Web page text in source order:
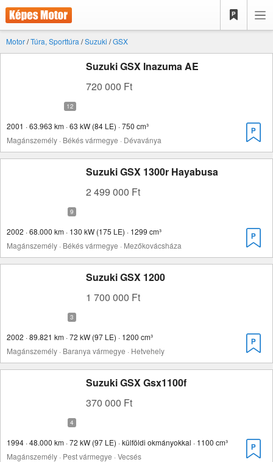
Motor/Túra, Sporttúra /Suzuki /GSX
Suzuki GSX Inazuma AE
720 000 Ft
2001 · 63.963 km · 63 kW (84 LE) · 750 cm³
Magánszemély · Békés vármegye · Dévaványa
Suzuki GSX 1300r Hayabusa
2 499 000 Ft
2002 · 68.000 km · 130 kW (175 LE) · 1299 cm³
Magánszemély · Békés vármegye · Mezőkovácsháza
Suzuki GSX 1200
1 700 000 Ft
2002 · 89.821 km · 72 kW (97 LE) · 1200 cm³
Magánszemély · Baranya vármegye · Hetvehely
Suzuki GSX Gsx1100f
370 000 Ft
1994 · 48.000 km · 72 kW (97 LE) · külföldi okmányokkal · 1100 cm³
Magánszemély · Pest vármegye · Vecsés